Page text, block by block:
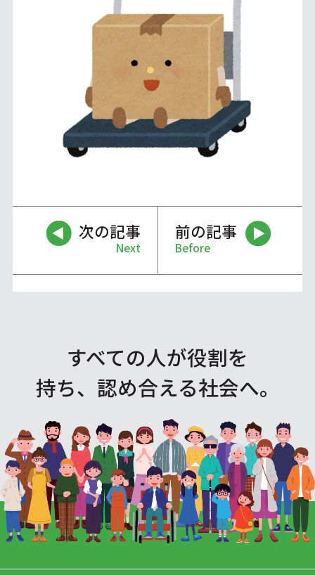
次の記事
Next
前の記事
Before
すべての人が役割を
持ち、認め合える社会へ。